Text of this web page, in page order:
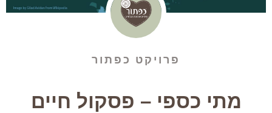
פרויקט כפתור
מתי כספי – פסקול חיים